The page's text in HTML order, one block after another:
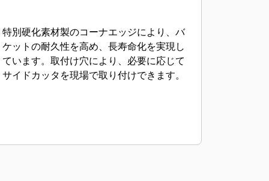
特別硬化素材製のコーナエッジにより、バ
ケットの耐久性を高め、長寿命化を実現し
ています。取付け穴により、必要に応じて
サイドカッタを現場で取り付けできます。